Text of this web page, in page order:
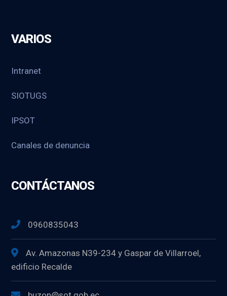
VARIOS
Intranet
SIOTUGS
IPSOT
Canales de denuncia
CONTÁCTANOS
0960835043
Av. Amazonas N39-234 y Gaspar de Villarroel,
edificio Recalde